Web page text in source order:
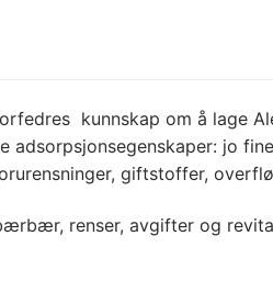
kunnskap om å lage
adsorpsjonsegenskaper: jo
giftstoffer,
renser, avgifter og